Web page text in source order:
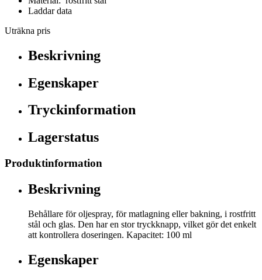
Laddar data
Uträkna pris
Beskrivning
Egenskaper
Tryckinformation
Lagerstatus
Produktinformation
Beskrivning
Behållare för oljespray, för matlagning eller bakning, i rostfritt
stål och glas. Den har en stor tryckknapp, vilket gör det enkelt
att kontrollera doseringen. Kapacitet: 100 ml
Egenskaper